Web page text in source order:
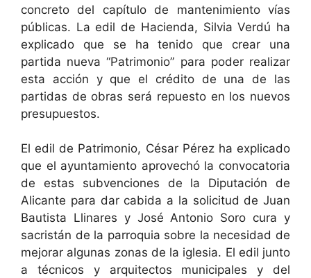
concreto del capítulo de mantenimiento vías
públicas. La edil de Hacienda, Silvia Verdú ha
explicado que se ha tenido que crear una
partida nueva “Patrimonio” para poder realizar
esta acción y que el crédito de una de las
partidas de obras será repuesto en los nuevos
presupuestos.
El edil de Patrimonio, César Pérez ha explicado
que el ayuntamiento aprovechó la convocatoria
de estas subvenciones de la Diputación de
Alicante para dar cabida a la solicitud de Juan
Bautista Llinares y José Antonio Soro cura y
sacristán de la parroquia sobre la necesidad de
mejorar algunas zonas de la iglesia. El edil junto
a técnicos y arquitectos municipales y del